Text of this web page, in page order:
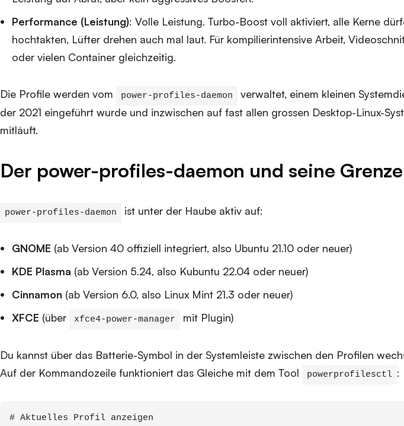
Performance (Leistung): Volle Leistung. Turbo-Boost voll aktiviert, alle Kerne
hochtakten, Lüfter drehen auch mal laut. Für kompilierintensive Arbeit,
oder vielen Container gleichzeitig.
Die Profile werden vom power-profiles-daemon
verwaltet, einem kleinen
der 2021 eingeführt wurde und inzwischen auf fast allen grossen Desktop-Linux-
mitläuft.
Der power-profiles-daemon und seine
power-profiles-daemon ist unter der Haube aktiv auf:
GNOME (ab Version 40 offiziell integriert, also Ubuntu 21.10 oder neuer)
KDE Plasma (ab Version 5.24, also Kubuntu 22.04 oder neuer)
Cinnamon (ab Version 6.0, also Linux Mint 21.3 oder neuer)
XFCE (über xfce4-power-manager mit Plugin)
Du kannst über das Batterie-Symbol in der Systemleiste zwischen den Profilen
Auf der Kommandozeile funktioniert das Gleiche mit dem Tool
powerprofilesctl :
# Aktuelles Profil anzeigen